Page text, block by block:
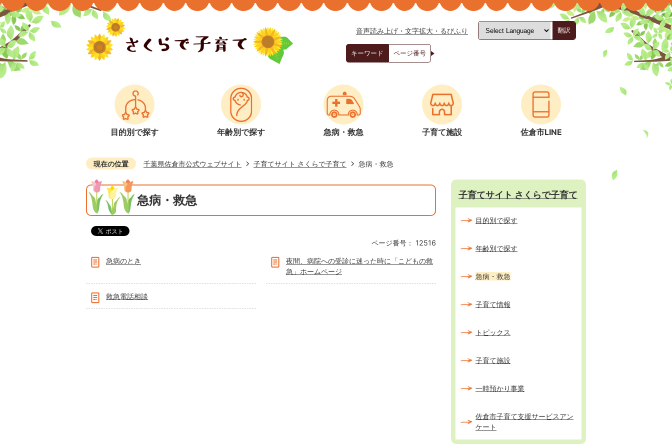
音声読み上げ・文字拡大・るびふり 翻訳
キーワード ページ番号
目的別で探す 年齢別で探す 急病・救急 子育て施設 佐倉市LINE
現在の位置 千葉県佐倉市公式ウェブサイト 子育てサイト さくらで子育て 急病・救急
急病・救急
ページ番号： 12516
急病のとき
夜間、病院への受診に迷った時に「こどもの救
急」ホームページ
救急電話相談
子育てサイト さくらで子育て
目的別で探す
年齢別で探す
急病・救急
子育て情報
トピックス
子育て施設
一時預かり事業
佐倉市子育て支援サービスアン
ケート